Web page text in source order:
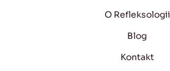
O Refleksologii
Blog
Kontakt